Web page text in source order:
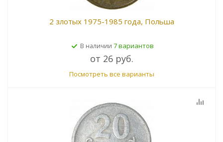
2 злотых 1975-1985 года, Польша
В наличии 7 вариантов
от 26 руб.
Посмотреть все варианты